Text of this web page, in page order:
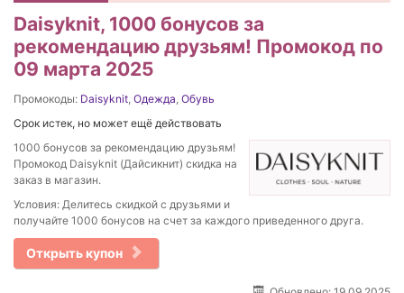
Daisyknit, 1000 бонусов за
рекомендацию друзьям! Промокод по
09 марта 2025
Промокоды: Daisyknit, Одежда, Обувь
Срок истек, но может ещё действовать
1000 бонусов за рекомендацию друзьям!
Промокод Daisyknit (Дайсикнит) скидка на
заказ в магазин.
Условия: Делитесь скидкой с друзьями и
получайте 1000 бонусов на счет за каждого приведенного друга.
Открыть купон